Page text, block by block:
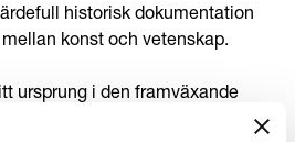
historisk dokumentation
konst och vetenskap.
ursprung i den framväxande